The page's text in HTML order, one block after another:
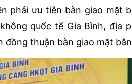
phải ưu tiên bàn giao mặt
quốc tế Gia Bình, địa
thuận bàn giao mặt